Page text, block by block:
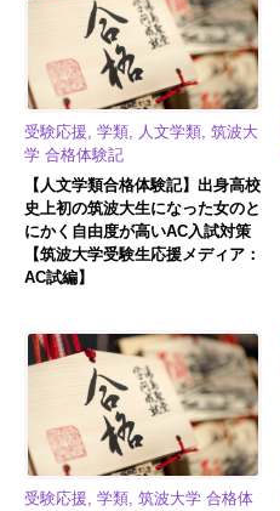
受験応援, 学類, 人文学類, 筑波大
学 合格体験記
【人文学類合格体験記】出身高校
史上初の筑波大生になった女のと
にかく自由度が高いAC入試対策
【筑波大学受験生応援メディア：
AC試編】
受験応援, 学類, 筑波大学 合格体